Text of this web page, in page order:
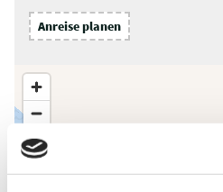
Anreise planen